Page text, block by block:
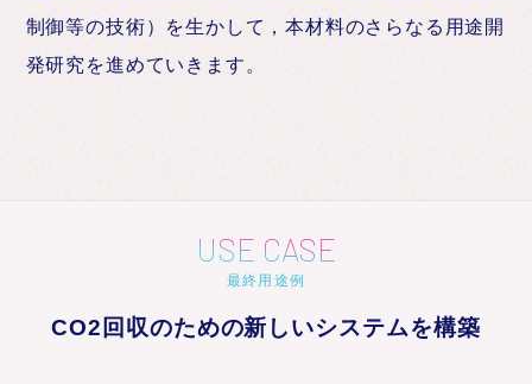
制御等の技術）を生かして，本材料のさらなる用途開
発研究を進めていきます。
USE CASE
最終用途例
CO2回収のための新しいシステムを構築